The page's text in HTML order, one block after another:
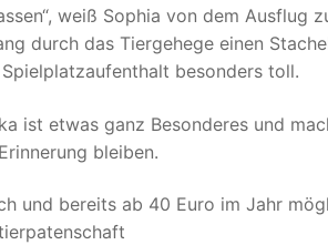
weiß Sophia von dem Ausflug
durch das Tiergehege einen
besonders toll.
ist etwas ganz Besonderes und
bleiben.
und bereits ab 40 Euro im Jahr